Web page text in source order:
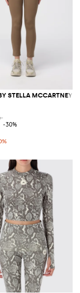
STELLA MCCARTNEY
-30%